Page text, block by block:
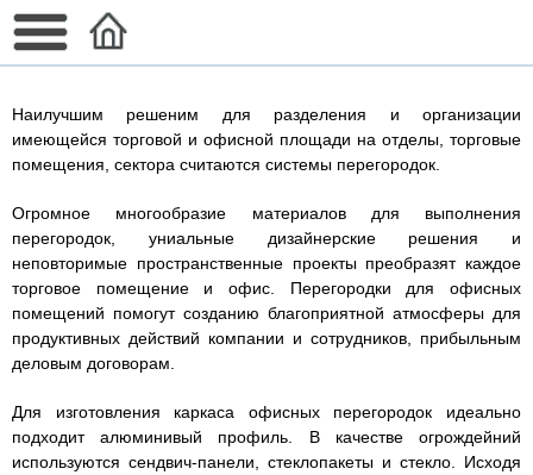
Наилучшим решеним для разделения и организации
имеющейся торговой и офисной площади на отделы, торговые
помещения, сектора считаются системы перегородок.
Огромное многообразие материалов для выполнения
перегородок, униальные дизайнерские решения и
неповторимые пространственные проекты преобразят каждое
торговое помещение и офис. Перегородки для офисных
помещений помогут созданию благоприятной атмосферы для
продуктивных действий компании и сотрудников, прибыльным
деловым договорам.
Для изготовления каркаса офисных перегородок идеально
подходит алюминивый профиль. В качестве огрождейний
используются сендвич-панели, стеклопакеты и стекло. Исходя